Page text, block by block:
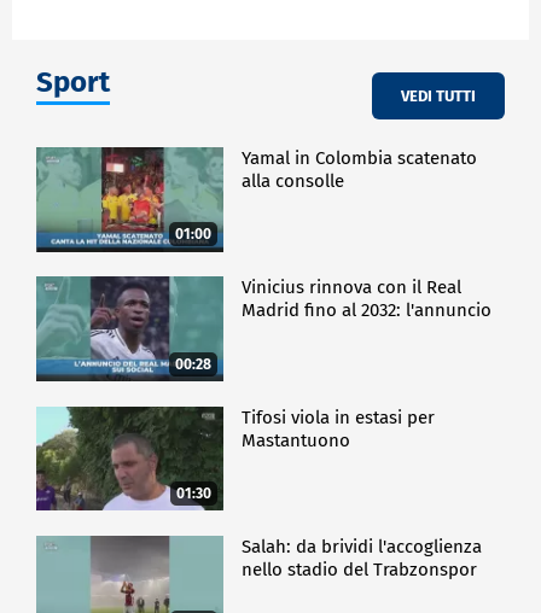
Sport VEDI TUTTI
01:00
Yamal in Colombia scatenato
alla consolle
00:28
Vinicius rinnova con il Real
Madrid fino al 2032: l'annuncio
01:30
Tifosi viola in estasi per
Mastantuono
Salah: da brividi l'accoglienza
nello stadio del Trabzonspor